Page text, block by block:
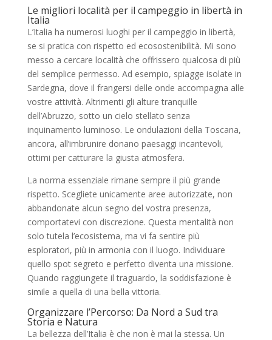
Le migliori località per il campeggio in libertà in
Italia
L’Italia ha numerosi luoghi per il campeggio in libertà,
se si pratica con rispetto ed ecosostenibilità. Mi sono
messo a cercare località che offrissero qualcosa di più
del semplice permesso. Ad esempio, spiagge isolate in
Sardegna, dove il frangersi delle onde accompagna alle
vostre attività. Altrimenti gli alture tranquille
dell’Abruzzo, sotto un cielo stellato senza
inquinamento luminoso. Le ondulazioni della Toscana,
ancora, all’imbrunire donano paesaggi incantevoli,
ottimi per catturare la giusta atmosfera.
La norma essenziale rimane sempre il più grande
rispetto. Scegliete unicamente aree autorizzate, non
abbandonate alcun segno del vostra presenza,
comportatevi con discrezione. Questa mentalità non
solo tutela l’ecosistema, ma vi fa sentire più
esploratori, più in armonia con il luogo. Individuare
quello spot segreto e perfetto diventa una missione.
Quando raggiungete il traguardo, la soddisfazione è
simile a quella di una bella vittoria.
Organizzare l’Percorso: Da Nord a Sud tra
Storia e Natura
La bellezza dell’Italia è che non è mai la stessa. Un